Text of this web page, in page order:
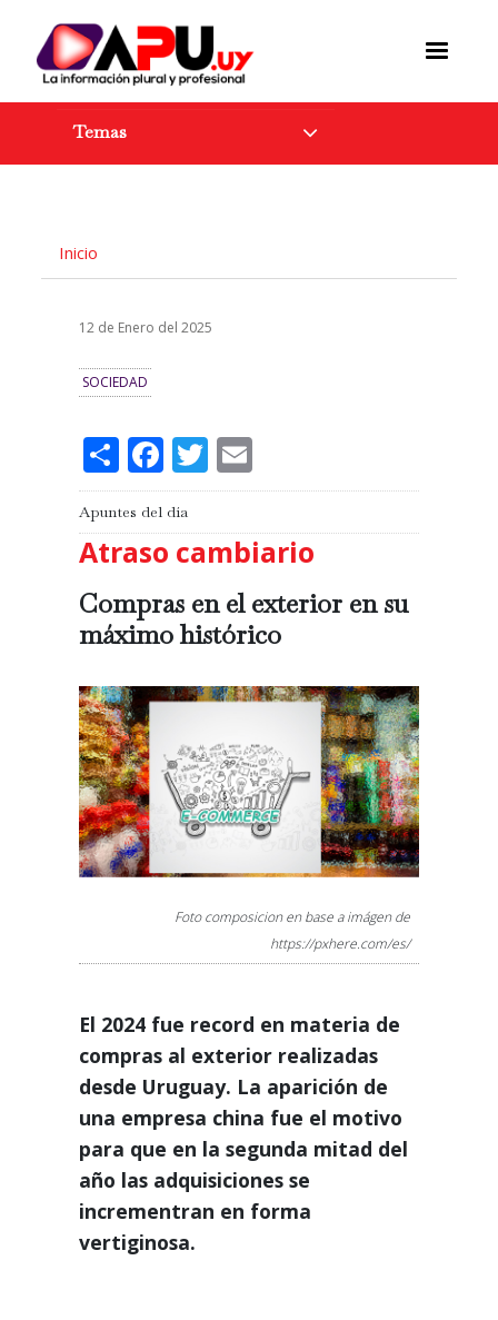
Temas
Inicio
12 de Enero del 2025
SOCIEDAD
ShareFacebook
Twitter
Apuntes del día
Atraso cambiario
Compras en el exterior en su
máximo histórico
Foto composicion en base a imágen de
https://pxhere.com/es/
El 2024 fue record en materia de
compras al exterior realizadas
desde Uruguay. La aparición de
una empresa china fue el motivo
para que en la segunda mitad del
año las adquisiciones se
incrementran en forma
vertiginosa.